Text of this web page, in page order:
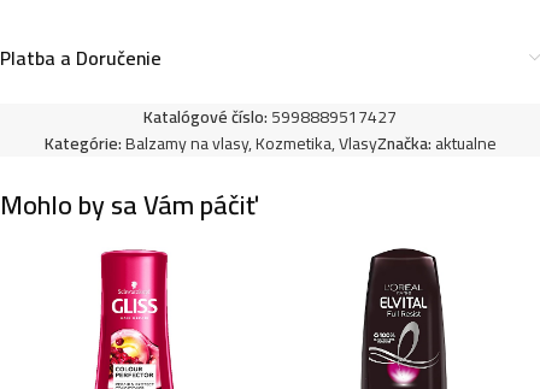
Platba a Doručenie
Katalógové číslo:5998889517427
Kategórie:Balzamy na vlasy,Kozmetika,VlasyZnačka:aktualne
Mohlo by sa Vám páčiť